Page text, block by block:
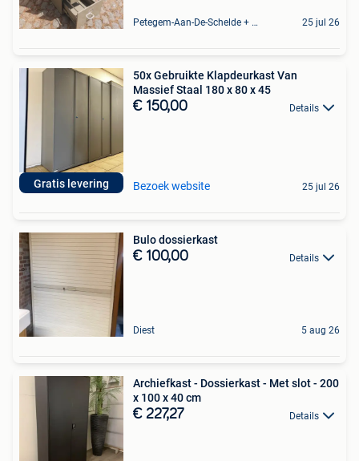
Petegem-Aan-De-Schelde + Deel Van Oudenaarde 25 jul 26
Gratis levering
50x Gebruikte Klapdeurkast Van
Massief Staal 180 x 80 x 45
€ 150,00 Details
Bezoek website 25 jul 26
Bulo dossierkast
€ 100,00 Details
Diest 5 aug 26
Archiefkast - Dossierkast - Met slot - 200
x 100 x 40 cm
€ 227,27 Details